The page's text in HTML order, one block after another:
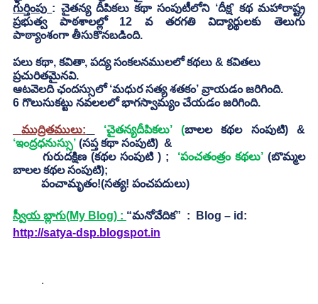
గుర్తింపు : చైతన్య దీపికలు కథా సంపుటీలోని ‘దీక్ష’ కథ మహారాష్ట్ర
ప్రభుత్వ పాఠశాలల్లో 12 వ తరగతి విద్యార్థులకు తెలుగు
పాఠ్యాంశంగా తీసుకొనబడింది.
పలు కథా, కవితా, పద్య సంకలనములలో కథలు & కవితలు
ప్రచురితమైనవి.
ఆటవెలది ఛందస్సులో ‘మధుర సత్య శతకం’ వ్రాయడం జరిగింది.
6 గొలుసుకట్టు నవలలలో భాగస్వామ్యం చేయడం జరిగింది.
ముద్రితములు: ‘చైతన్యదీపికలు’ (
‘ఇంద్రధనుస్సు’ (సప్త కథా సంపుటి)  &
గురుదక్షిణ (కథల సంపుటి ) ;
‘పంచతంత్రం కథలు’ (బొమ్మల
బాలల కథల సంపుటి);
	పంచామృతం!(సత్య! పంచపదులు)
స్వీయ బ్లాగు(My Blog) : “మనోవేదిక”  :  Blog – id:
http://satya-dsp.blogspot.in
	.